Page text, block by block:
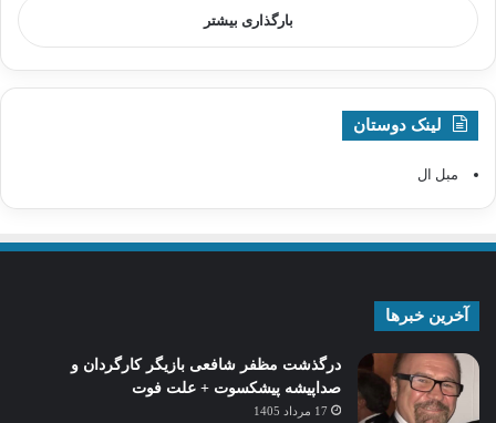
بارگذاری بیشتر
لینک دوستان
مبل ال
آخرین خبرها
درگذشت مظفر شافعی بازیگر کارگردان و
صداپیشه پیشکسوت + علت فوت
17 مرداد 1405